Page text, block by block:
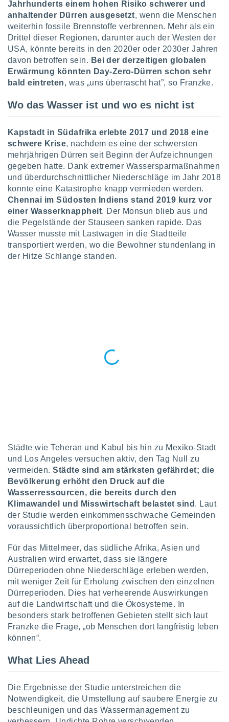
und
oder
um
Adressen
zu
und diese
Einige
eines
Sie
dies zu
Sie Ihre
zur
von
zur
der
von
von
Jahrhunderts einem hohen Risiko schwerer und
anhaltender Dürren ausgesetzt, wenn die Menschen
weiterhin fossile Brennstoffe verbrennen. Mehr als ein
Drittel dieser Regionen, darunter auch der Westen der
USA, könnte bereits in den 2020er oder 2030er Jahren
davon betroffen sein. Bei der derzeitigen globalen
Erwärmung könnten Day-Zero-Dürren schon sehr
bald eintreten, was „uns überrascht hat”, so Franzke.
Wo das Wasser ist und wo es nicht ist
Kapstadt in Südafrika erlebte 2017 und 2018 eine
schwere Krise, nachdem es eine der schwersten
mehrjährigen Dürren seit Beginn der Aufzeichnungen
gegeben hatte. Dank extremer Wassersparmaßnahmen
und überdurchschnittlicher Niederschläge im Jahr 2018
konnte eine Katastrophe knapp vermieden werden.
Chennai im Südosten Indiens stand 2019 kurz vor
einer Wasserknappheit. Der Monsun blieb aus und
die Pegelstände der Stauseen sanken rapide. Das
Wasser musste mit Lastwagen in die Stadtteile
transportiert werden, wo die Bewohner stundenlang in
der Hitze Schlange standen.
Städte wie Teheran und Kabul bis hin zu Mexiko-Stadt
und Los Angeles versuchen aktiv, den Tag Null zu
vermeiden.Städte sind am stärksten gefährdet; die
Bevölkerung erhöht den Druck auf die
Wasserressourcen, die bereits durch den
Klimawandel und Misswirtschaft belastet sind . Laut
der Studie werden einkommensschwache Gemeinden
voraussichtlich überproportional betroffen sein.
Für das Mittelmeer, das südliche Afrika, Asien und
Australien wird erwartet, dass sie längere
Dürreperioden ohne Niederschläge erleben werden,
mit weniger Zeit für Erholung zwischen den einzelnen
Dürreperioden. Dies hat verheerende Auswirkungen
auf die Landwirtschaft und die Ökosysteme. In
besonders stark betroffenen Gebieten stellt sich laut
Franzke die Frage, „ob Menschen dort langfristig leben
können“.
What Lies Ahead
Die Ergebnisse der Studie unterstreichen die
Notwendigkeit, die Umstellung auf saubere Energie zu
beschleunigen und das Wassermanagement zu